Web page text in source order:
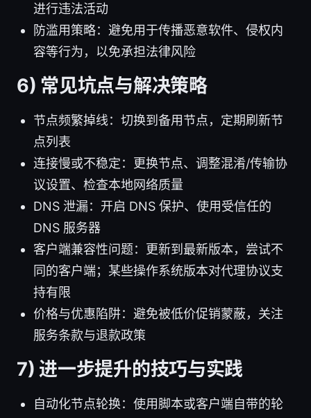
进行违法活动
防滥用策略：避免用于传播恶意软件、侵权内
容等行为，以免承担法律风险
6) 常见坑点与解决策略
节点频繁掉线：切换到备用节点，定期刷新节
点列表
连接慢或不稳定：更换节点、调整混淆/传输协
议设置、检查本地网络质量
DNS 泄漏：开启 DNS 保护、使用受信任的
DNS 服务器
客户端兼容性问题：更新到最新版本，尝试不
同的客户端；某些操作系统版本对代理协议支
持有限
价格与优惠陷阱：避免被低价促销蒙蔽，关注
服务条款与退款政策
7) 进一步提升的技巧与实践
自动化节点轮换：使用脚本或客户端自带的轮